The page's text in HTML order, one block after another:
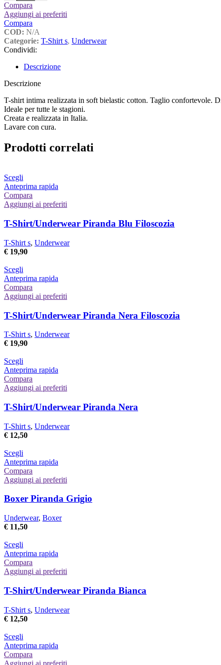
Compara
Aggiungi ai preferiti
Compara
COD: N/A
Categorie: T-Shirt s, Underwear
Condividi:
Descrizione
Descrizione
T-shirt intima realizzata in soft bielastic cotton. Taglio confortevole.
Ideale per tutte le stagioni.
Creata e realizzata in Italia.
Lavare con cura.
Prodotti correlati
Scegli
prodotto
ha
più
Le
opzioni
possono
essere
scelte
pagina
del
prodotto
Anteprima rapida
Compara
Aggiungi ai preferiti
T-Shirt/Underwear Piranda Blu Filoscozia
T-Shirt s, Underwear
€ 19,90
Scegli
prodotto
ha
più
Le
opzioni
possono
essere
pagina
del
prodotto
Anteprima rapida
Compara
Aggiungi ai preferiti
T-Shirt/Underwear Piranda Nera Filoscozia
T-Shirt s, Underwear
€ 19,90
Scegli
prodotto
ha
più
Le
opzioni
possono
essere
scelte
pagina
del
prodotto
Anteprima rapida
Compara
Aggiungi ai preferiti
T-Shirt/Underwear Piranda Nera
T-Shirt s, Underwear
€ 12,50
Scegli
prodotto
ha
più
Le
possono
essere
pagina
del
prodotto
Anteprima rapida
Compara
Aggiungi ai preferiti
Boxer Piranda Grigio
Underwear, Boxer
€ 11,50
Scegli
prodotto
ha
più
Le
opzioni
possono
essere
scelte
pagina
del
prodotto
Anteprima rapida
Compara
Aggiungi ai preferiti
T-Shirt/Underwear Piranda Bianca
T-Shirt s, Underwear
€ 12,50
Scegli
prodotto
ha
più
Anteprima rapida
Compara
Aggiungi ai preferiti